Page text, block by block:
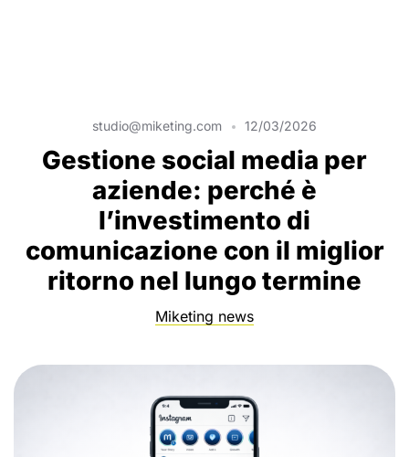
studio@miketing.com 12/03/2026
Gestione social media per
aziende: perché è
l’investimento di
comunicazione con il miglior
ritorno nel lungo termine
Miketing news